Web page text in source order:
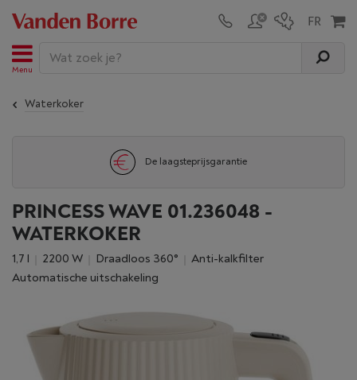
Menu
Waterkoker
De laagsteprijsgarantie
PRINCESS WAVE 01.236048 -
WATERKOKER
1,7 l 2200 W Draadloos 360°
Anti-kalkfilter
Automatische uitschakeling